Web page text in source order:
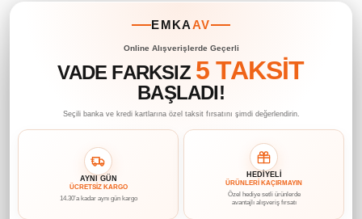
EMKAAV
Online Alışverişlerde Geçerli
VADE FARKSIZ 5 TAKSİT
BAŞLADI!
Seçili banka ve kredi kartlarına özel taksit fırsatını şimdi değerlendirin.
AYNI GÜN
ÜCRETSİZ KARGO
14.30’a kadar aynı gün kargo
HEDİYELİ
ÜRÜNLERİ KAÇIRMAYIN
Özel hediye setli ürünlerde
avantajlı alışveriş fırsatı